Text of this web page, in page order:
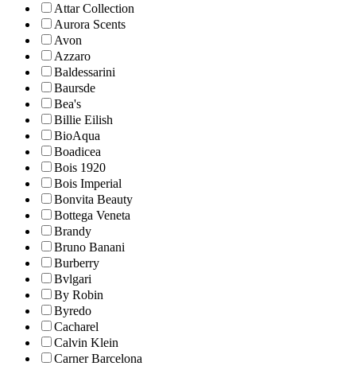
Attar Collection
Aurora Scents
Avon
Azzaro
Baldessarini
Baursde
Bea's
Billie Eilish
BioAqua
Boadicea
Bois 1920
Bois Imperial
Bonvita Beauty
Bottega Veneta
Brandy
Bruno Banani
Burberry
Bvlgari
By Robin
Byredo
Cacharel
Calvin Klein
Carner Barcelona